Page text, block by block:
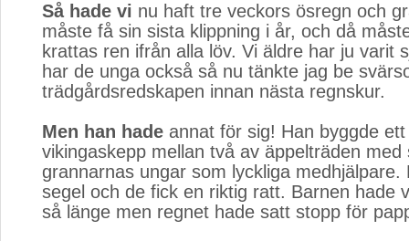
Så hade vi nu haft tre veckors ösregn och
måste få sin sista klippning i år, och då
krattas ren ifrån alla löv. Vi äldre har ju varit
har de unga också så nu tänkte jag be
trädgårdsredskapen innan nästa regnskur.
Men han hade annat för sig! Han byggde
vikingaskepp mellan två av äppelträden med
grannarnas ungar som lyckliga medhjälpare.
segel och de fick en riktig ratt. Barnen hade
så länge men regnet hade satt stopp för